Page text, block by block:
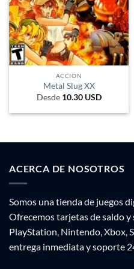
ACCIÓN
Metal Slug XX
Desde 10.30 USD
ACERCA DE NOSOTROS
Somos una tienda de juegos
Ofrecemos tarjetas de saldo
PlayStation, Nintendo, Xbox,
entrega inmediata y soporte